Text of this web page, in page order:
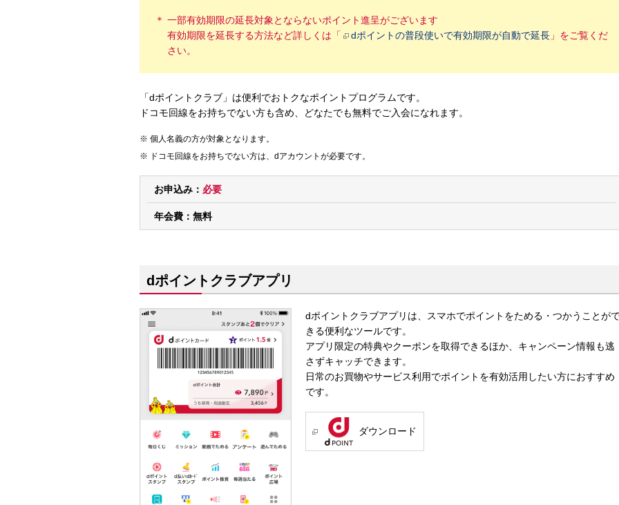
一部有効期限の延長対象とならないポイント進呈がございます
有効期限を延長する方法など詳しくは「
dポイントの普段使いで有効期限が自動で延長」をご覧くだ
さい。
「dポイントクラブ」は便利でおトクなポイントプログラムです。
ドコモ回線をお持ちでない方も含め、どなたでも無料でご入会になれます。
個人名義の方が対象となります。
ドコモ回線をお持ちでない方は、dアカウントが必要です。
お申込み： 必要
年会費： 無料
dポイントクラブアプリ
dポイントクラブアプリは、スマホでポイントをためる・つかうことが
きる便利なツールです。
アプリ限定の特典やクーポンを取得できるほか、キャンペーン情報も逃
さずキャッチできます。
日常のお買物やサービス利用でポイントを有効活用したい方におすすめ
です。
ダウンロード